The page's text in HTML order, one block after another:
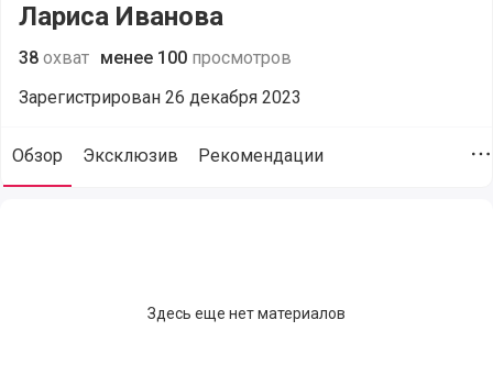
Лариса Иванова
38 охват менее 100 просмотров
Зарегистрирован 26 декабря 2023
Обзор Эксклюзив Рекомендации
Здесь еще нет материалов